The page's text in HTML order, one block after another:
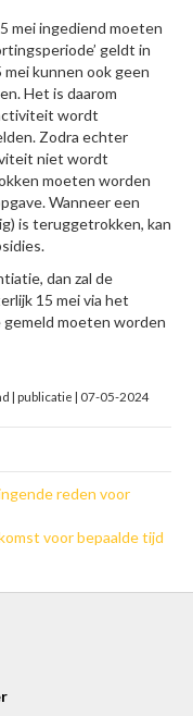
mei ingediend moeten
geldt in
kunnen ook geen
Het is daarom
wordt
Zodra echter
niet wordt
moeten worden
Wanneer een
is teruggetrokken, kan
dan zal de
15 mei via het
moeten worden
| publicatie | 07-05-2024
reden voor
voor bepaalde tijd